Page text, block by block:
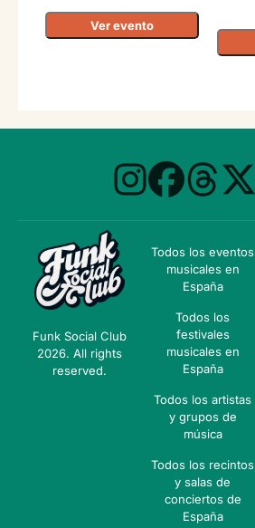
Ver evento
Funk Social Club
2026. All rights
reserved.
Todos los eventos
musicales en
España
Todos los
festivales
musicales en
España
Todos los artistas
y grupos de
música
Todos los recintos
y salas de
conciertos de
España